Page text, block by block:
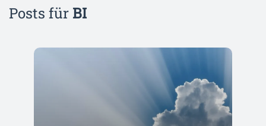
Posts für BI